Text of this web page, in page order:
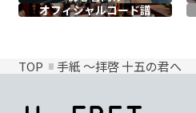
オフィシャルコード譜
TOP 手紙 ～拝啓 十五の君へ